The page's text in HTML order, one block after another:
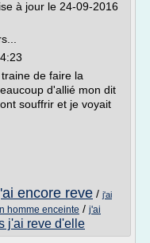
à jour le 24-09-2016
de faire la
d'allié mon dit
souffrir et je voyait
encore reve / j'ai
homme enceinte / j'ai
j'ai reve d'elle